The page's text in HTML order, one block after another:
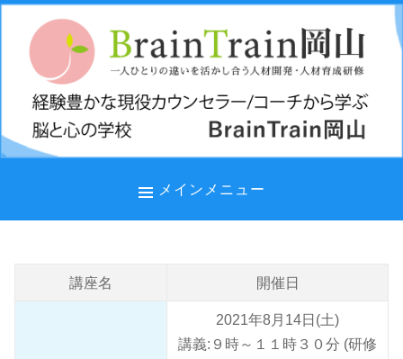
へ
ス
メインメニュー
講座名 開催日
2021年8月14日(土)
講義:９時～１１時３０分 (研修